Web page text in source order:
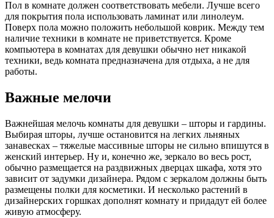
Пол в комнате должен соответствовать мебели. Лучше всего
для покрытия пола использовать ламинат или линолеум.
Поверх пола можно положить небольшой коврик. Между тем
наличие техники в комнате не приветствуется. Кроме
компьютера в комнатах для девушки обычно нет никакой
техники, ведь комната предназначена для отдыха, а не для
работы.
Важные мелочи
Важнейшая мелочь комнаты для девушки – шторы и гардины.
Выбирая шторы, лучше остановится на легких льняных
занавесках – тяжелые массивные шторы не сильно впишутся в
женский интерьер. Ну и, конечно же, зеркало во весь рост,
обычно размещается на раздвижных дверцах шкафа, хотя это
зависит от задумки дизайнера. Рядом с зеркалом должны быть
размещены полки для косметики. И несколько растений в
дизайнерских горшках дополнят комнату и придадут ей более
живую атмосферу.